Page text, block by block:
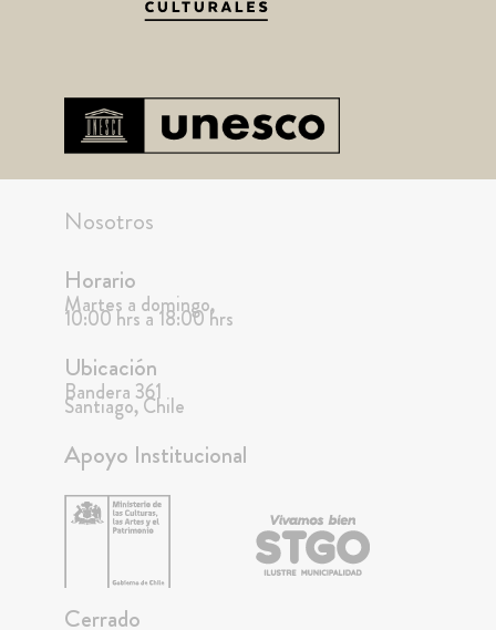
Nosotros
Horario
Martes a domingo,
10:00 hrs a 18:00 hrs
Ubicación
Bandera 361
Santiago, Chile
Apoyo Institucional
Cerrado